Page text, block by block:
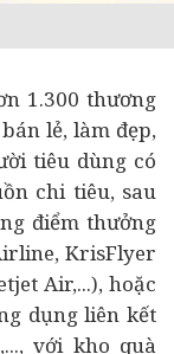
1.300 thương
lẻ, làm đẹp,
tiêu dùngcó
chi tiêu, sau
điểm thưởng
KrisFlyer
Air,...), hoặc
dụng liên kết
với kho quà